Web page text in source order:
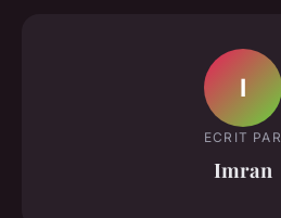
I
ECRIT PAR
Imran